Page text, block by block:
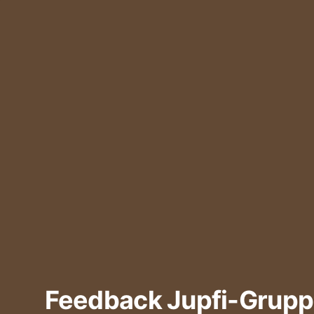
Feedback Jupfi-